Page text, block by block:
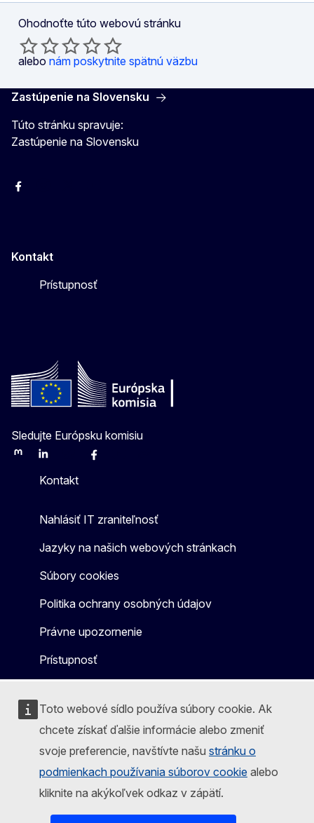
Toto webové sídlo používa súbory cookie. Ak
chcete získať ďalšie informácie alebo zmeniť
svoje preferencie, navštívte našu stránku o
podmienkach používania súborov cookie alebo
kliknite na akýkoľvek odkaz v zápätí.
Ohodnoťte túto webovú stránku
alebo nám poskytnite spätnú väzbu
Zastúpenie na Slovensku
Túto stránku spravuje:
Zastúpenie na Slovensku
Facebook
Kontakt
Prístupnosť
Sledujte Európsku komisiu
MastodonLinkedInBlueskyFacebook
Kontakt
Nahlásiť IT zraniteľnosť
Jazyky na našich webových stránkach
Súbory cookies
Politika ochrany osobných údajov
Právne upozornenie
Prístupnosť